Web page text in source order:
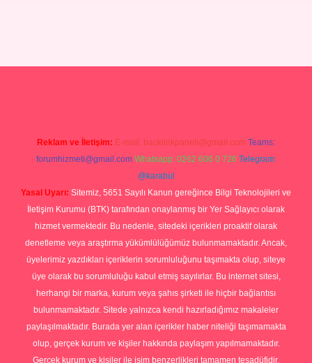
Reklam ve İletişim: E-mail: backlinkpaneli@gmail.com Teams:
forumhizmeti@gmail.com Whatsapp: 0262 606 0 726 Telegram:
@karabul
Yasal Uyarı: Sitemiz, 5651 Sayılı Kanun gereğince Bilgi Teknolojileri ve
İletişim Kurumu (BTK) tarafından onaylanmış bir Yer Sağlayıcı olarak
hizmet vermektedir. Bu nedenle, sitedeki içerikleri proaktif olarak
denetleme veya araştırma yükümlülüğümüz bulunmamaktadır. Ancak,
üyelerimiz yazdıkları içeriklerin sorumluluğunu taşımakta olup, siteye
üye olarak bu sorumluluğu kabul etmiş sayılırlar. Bu internet sitesi,
herhangi bir marka, kurum veya şahıs şirketi ile hiçbir bağlantısı
bulunmamaktadır. Sitede yalnızca kendi hazırladığımız makaleler
paylaşılmaktadır. Burada yer alan içerikler haber niteliği taşımamakta
olup, gerçek kurum ve kişiler hakkında paylaşım yapılmamaktadır.
Gerçek kurum ve kişiler ile isim benzerlikleri tamamen tesadüfidir.